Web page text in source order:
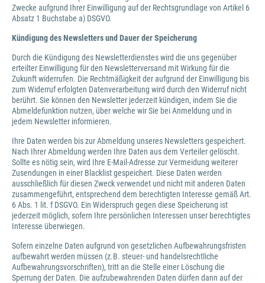
Zwecke aufgrund Ihrer Einwilligung auf der Rechtsgrundlage von Artikel 6
Absatz 1 Buchstabe a) DSGVO.
Kündigung des Newslettersund Dauer der Speicherung
Durch die Kündigung des Newsletterdienstes wird die uns gegenüber
erteilter Einwilligung für den Newsletterversand mit Wirkung für die
Zukunft widerrufen. Die Rechtmäßigkeit der aufgrund der Einwilligung bis
zum Widerruf erfolgten Datenverarbeitung wird durch den Widerruf nicht
berührt. Sie können den Newsletter jederzeit kündigen, indem Sie die
Abmeldefunktion nutzen, über welche wir Sie bei Anmeldung und in
jedem Newsletter informieren.
Ihre Daten werden bis zur Abmeldung unseres Newsletters gespeichert.
Nach Ihrer Abmeldung werden Ihre Daten aus dem Verteiler gelöscht.
Sollte es nötig sein, wird Ihre E-Mail-Adresse zur Vermeidung weiterer
Zusendungen in einer Blacklist gespeichert. Diese Daten werden
ausschließlich für diesen Zweck verwendet und nicht mit anderen Daten
zusammengeführt, entsprechend dem berechtigten Interesse gemäß Art.
6 Abs. 1 lit. f DSGVO. Ein Widerspruch gegen diese Speicherung ist
jederzeit möglich, sofern Ihre persönlichen Interessen unser berechtigtes
Interesse überwiegen.
Sofern einzelne Daten aufgrund von gesetzlichen Aufbewahrungsfristen
aufbewahrt werden müssen (z.B. steuer- und handelsrechtliche
Aufbewahrungsvorschriften), tritt an die Stelle einer Löschung die
Sperrung der Daten. Die aufzubewahrenden Daten dürfen dann auf der